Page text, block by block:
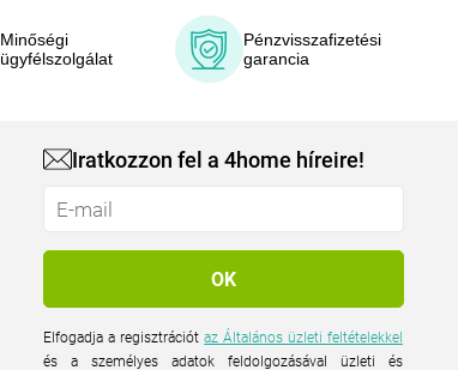
Minőségi
ügyfélszolgálat
Pénzvisszafizetési
garancia
Iratkozzon fel a 4home híreire!
Elfogadja a regisztrációtaz Általános üzleti feltételekkel
és a személyes adatok feldolgozásával üzleti és